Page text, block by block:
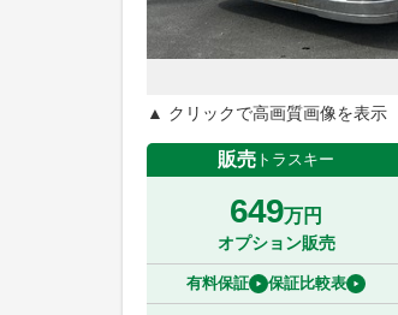
▲ クリックで高画質画像を表示
販売 トラスキー
649万円
オプション販売
有料保証 保証比較表